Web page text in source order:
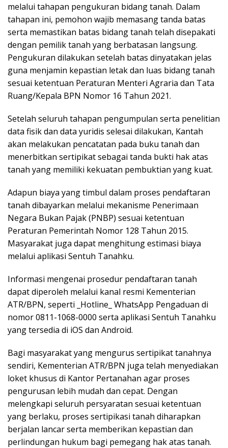
melalui tahapan pengukuran bidang tanah. Dalam
tahapan ini, pemohon wajib memasang tanda batas
serta memastikan batas bidang tanah telah disepakati
dengan pemilik tanah yang berbatasan langsung.
Pengukuran dilakukan setelah batas dinyatakan jelas
guna menjamin kepastian letak dan luas bidang tanah
sesuai ketentuan Peraturan Menteri Agraria dan Tata
Ruang/Kepala BPN Nomor 16 Tahun 2021.
Setelah seluruh tahapan pengumpulan serta penelitian
data fisik dan data yuridis selesai dilakukan, Kantah
akan melakukan pencatatan pada buku tanah dan
menerbitkan sertipikat sebagai tanda bukti hak atas
tanah yang memiliki kekuatan pembuktian yang kuat.
Adapun biaya yang timbul dalam proses pendaftaran
tanah dibayarkan melalui mekanisme Penerimaan
Negara Bukan Pajak (PNBP) sesuai ketentuan
Peraturan Pemerintah Nomor 128 Tahun 2015.
Masyarakat juga dapat menghitung estimasi biaya
melalui aplikasi Sentuh Tanahku.
Informasi mengenai prosedur pendaftaran tanah
dapat diperoleh melalui kanal resmi Kementerian
ATR/BPN, seperti _Hotline_ WhatsApp Pengaduan di
nomor 0811-1068-0000 serta aplikasi Sentuh Tanahku
yang tersedia di iOS dan Android.
Bagi masyarakat yang mengurus sertipikat tanahnya
sendiri, Kementerian ATR/BPN juga telah menyediakan
loket khusus di Kantor Pertanahan agar proses
pengurusan lebih mudah dan cepat. Dengan
melengkapi seluruh persyaratan sesuai ketentuan
yang berlaku, proses sertipikasi tanah diharapkan
berjalan lancar serta memberikan kepastian dan
perlindungan hukum bagi pemegang hak atas tanah.